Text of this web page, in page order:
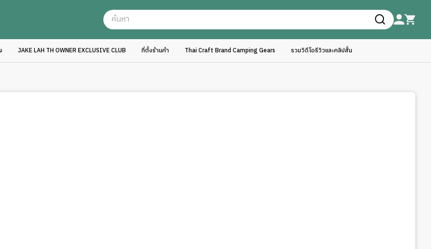
JAKE LAH TH OWNER EXCLUSIVE CLUB ที่ตั้งร้านค้า Thai Craft Brand Camping Gears รวมวิดีโอรีวิวและคลิปสั้น